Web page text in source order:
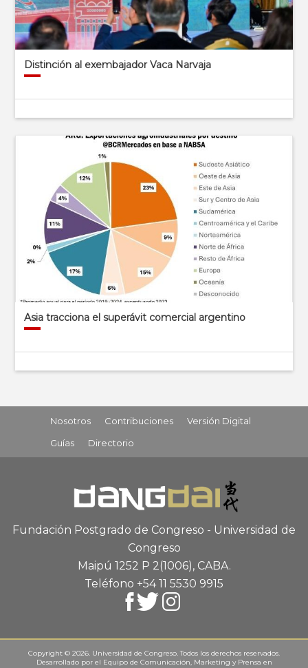
Distinción al exembajador Vaca Narvaja
Asia tracciona el superávit comercial argentino
Nosotros Contribuciones
Versión Digital
Guías
Directorio
Fundación Postgrado de Congreso - Universidad de
Congreso
Maipú 1252 P 2(1006), CABA.
Teléfono +54 11 5530 9915
Copyright © 2026. Universidad de Congreso. Todos los derechos reservados.
Desarrollado por el Equipo de Comunicación, Marketing y Prensa en